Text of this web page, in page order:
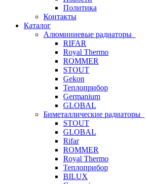
Политика
Контакты
Каталог
Алюминиевые радиаторы
RIFAR
Royal Thermo
ROMMER
STOUT
Gekon
Теплоприбор
Germanium
GLOBAL
Биметаллические радиаторы
STOUT
GLOBAL
Rifar
ROMMER
Royal Thermo
Теплоприбор
BILUX